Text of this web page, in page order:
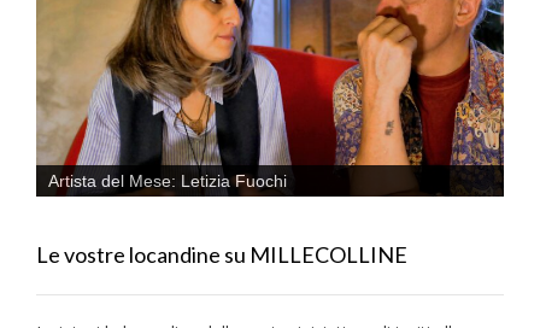
Artista del Mese: Letizia Fuochi
Le vostre locandine su MILLECOLLINE